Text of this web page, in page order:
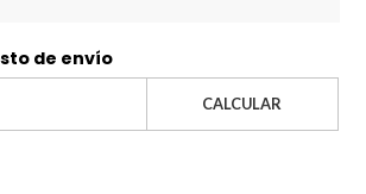
de envío
CALCULAR